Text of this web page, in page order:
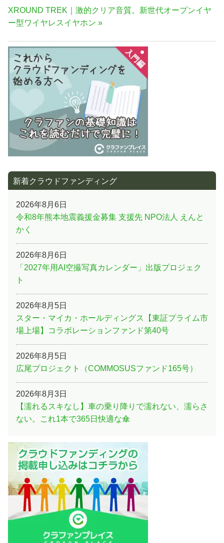
ビ
ゲ
ー
シ
ョ
ン
事:
次
の
事:
XROUND TREK｜激的クリア音質。新世代オープンイヤ
ー型ワイヤレスイヤホン
新着クラウドファンディング
2026年8月6日
令和8年熊本地震義援金募集 支援先 NPO法人 えんと
かく
2026年8月6日
「2027年用AI空撮写真カレンダー」出版プロジェク
ト
2026年8月5日
スター・マイカ・ホールディングス【東証プライム市
場上場】コラボレーションファンド第40号
2026年8月5日
広尾プロジェクト（COMMOSUSファンド165号）
2026年8月3日
【濡れるスキなし】車の乗り降りで濡れない、濡らさ
ない。これ1本で365日快適な傘